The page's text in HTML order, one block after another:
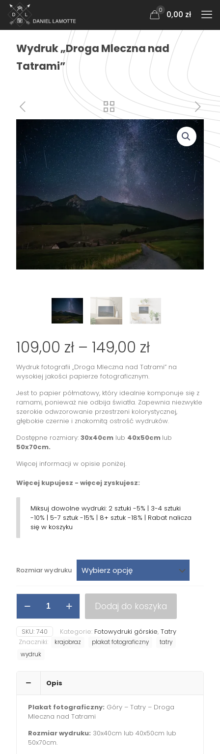
0 0,00 zł
Wydruk „Droga Mleczna nad
Tatrami”
109,00 zł – 149,00 złZakres
cen:
109,00 zł
do
149,00 zł
Wydruk fotografii „Droga Mleczna nad Tatrami” na
wysokiej jakości papierze fotograficznym.
Jest to papier półmatowy, który idealnie komponuje się z
ramami, ponieważ nie odbija światła. Zapewnia niezwykle
szerokie odwzorowanie przestrzeni kolorystycznej,
głębokie czernie i znakomitą ostrość wydruków.
Dostępne rozmiary: 30x40cm lub 40x50cm lub
50x70cm.
Więcej informacji w opisie poniżej.
Więcej kupujesz - więcej zyskujesz:
Miksuj dowolne wydruki: 2 sztuki -5% | 3-4 sztuki
-10% | 5-7 sztuk -15% | 8+ sztuk -18% | Rabat nalicza
się w koszyku
Rozmiar wydruku
Wydruk
"Droga
Mleczna
nad
Tatrami"
Dodaj do koszyka
SKU: 740 Kategorie: Fotowydruki górskie, Tatry
Znaczniki:
krajobraz plakat fotograficzny
tatry
wydruk
Opis
Plakat fotograficzny: Góry – Tatry – Droga
Mleczna nad Tatrami
Rozmiar wydruku: 30x40cm lub 40x50cm lub
50x70cm.